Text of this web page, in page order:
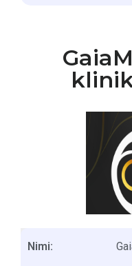
Nimi: